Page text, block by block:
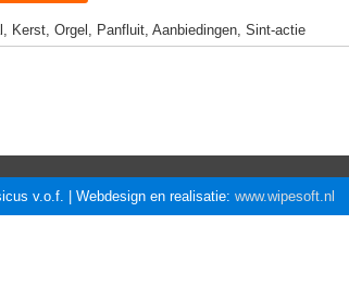
Kerst, Orgel, Panfluit, Aanbiedingen, Sint-actie
v.o.f. | Webdesign en realisatie: www.wipesoft.nl